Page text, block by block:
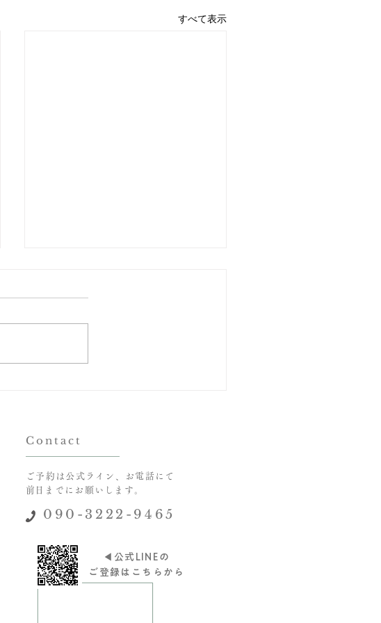
すべて表示
Contact
ご予約は公式ライン、お電話にて
​前日までにお願いします。
090-3222-9465
◀︎公式LINEの
​ご登録はこちらから